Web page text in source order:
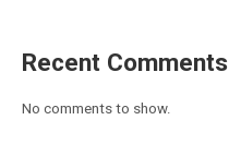
Recent Comments
No comments to show.